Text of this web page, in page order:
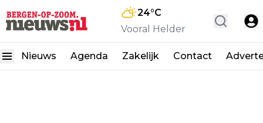
24°C
Vooral Helder
Nieuws Agenda Zakelijk Contact